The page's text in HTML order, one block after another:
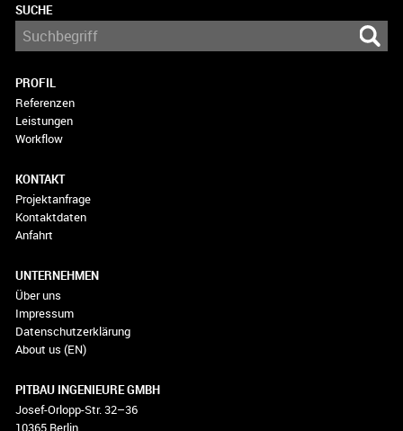
SUCHE
PROFIL
Referenzen
Leistungen
Workflow
KONTAKT
Projektanfrage
Kontaktdaten
Anfahrt
UNTERNEHMEN
Über uns
Impressum
Datenschutzerklärung
About us (EN)
PITBAU INGENIEURE GMBH
Josef-Orlopp-Str. 32–36
10365 Berlin